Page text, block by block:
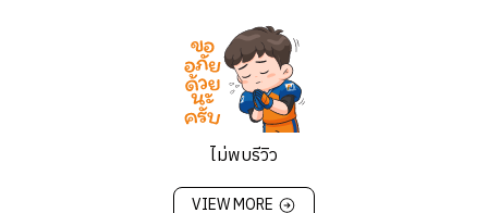
สื่อสารภาษาอังกฤษพื้นฐานได้
*ข้อมูลนี้อาจมีการเปลี่ยนแปลง ขึ้นอยู่กับนายจ้าง
ประสานงานกับทีมครัวและทีมเสิร์ฟ
ช่วยดูแลความสะอาดของพื้นที่เสิร์ฟอาหาร
สนับสนุนการทำงานของร้านในช่วงเวลาที่ลูกค้าเยอะ
คล่องแคล่ว กระตือรือร้น และมีความรับผิดชอบ
สามารถทำงานในสภาพแวดล้อมที่รวดเร็วได้
ไม่พบรีวิว
VIEW MORE